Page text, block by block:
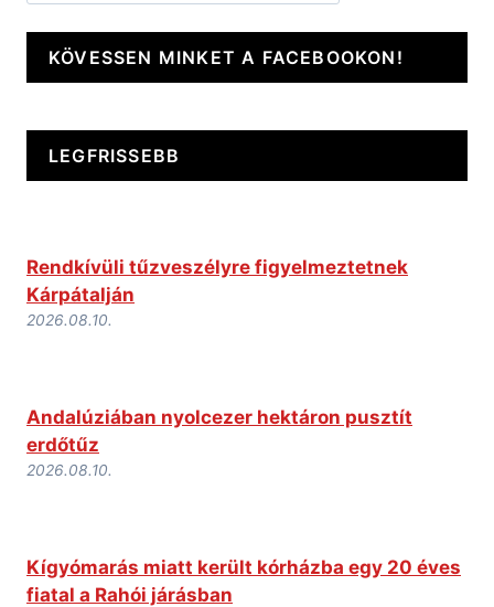
KÖVESSEN MINKET A FACEBOOKON!
LEGFRISSEBB
Rendkívüli tűzveszélyre figyelmeztetnek
Kárpátalján
2026.08.10.
Andalúziában nyolcezer hektáron pusztít
erdőtűz
2026.08.10.
Kígyómarás miatt került kórházba egy 20 éves
fiatal a Rahói járásban